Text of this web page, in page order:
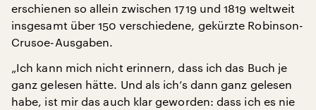
erschienen so allein zwischen 1719 und 1819 weltweit
insgesamt über 150 verschiedene, gekürzte Robinson-
Crusoe-Ausgaben.
„Ich kann mich nicht erinnern, dass ich das Buch je
ganz gelesen hätte. Und als ich’s dann ganz gelesen
habe, ist mir das auch klar geworden: dass ich es nie